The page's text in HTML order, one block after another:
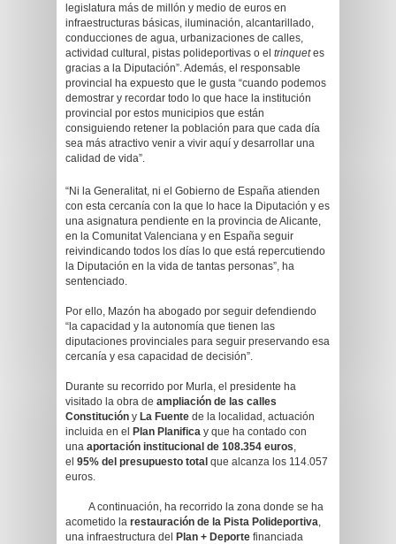
legislatura más de millón y medio de euros en
infraestructuras básicas, iluminación, alcantarillado,
conducciones de agua, urbanizaciones de calles,
actividad cultural, pistas polideportivas o el trinquetes
gracias a la Diputación”. Además, el responsable
provincial ha expuesto que le gusta “cuando podemos
demostrar y recordar todo lo que hace la institución
provincial por estos municipios que están
consiguiendo retener la población para que cada día
sea más atractivo venir a vivir aquí y desarrollar una
calidad de vida”.
“Ni la Generalitat, ni el Gobierno de España atienden
con esta cercanía con la que lo hace la Diputación y es
una asignatura pendiente en la provincia de Alicante,
en la Comunitat Valenciana y en España seguir
reivindicando todos los días lo que está repercutiendo
la Diputación en la vida de tantas personas”, ha
sentenciado.
Por ello, Mazón ha abogado por seguir defendiendo
“la capacidad y la autonomía que tienen las
diputaciones provinciales para seguir preservando esa
cercanía y esa capacidad de decisión”.
Durante su recorrido por Murla, el presidente ha
visitado la obra de ampliación de las calles
Constitución y La Fuente de la localidad, actuación
incluida en el
Plan Planifica y que ha contado con
una aportación institucional de 108.354 euros,
el 95% del presupuesto total que alcanza los 114.057
euros.
A continuación, ha recorrido la zona donde se ha
acometido la restauración de la Pista Polideportiva,
una infraestructura del
Plan + Deporte financiada